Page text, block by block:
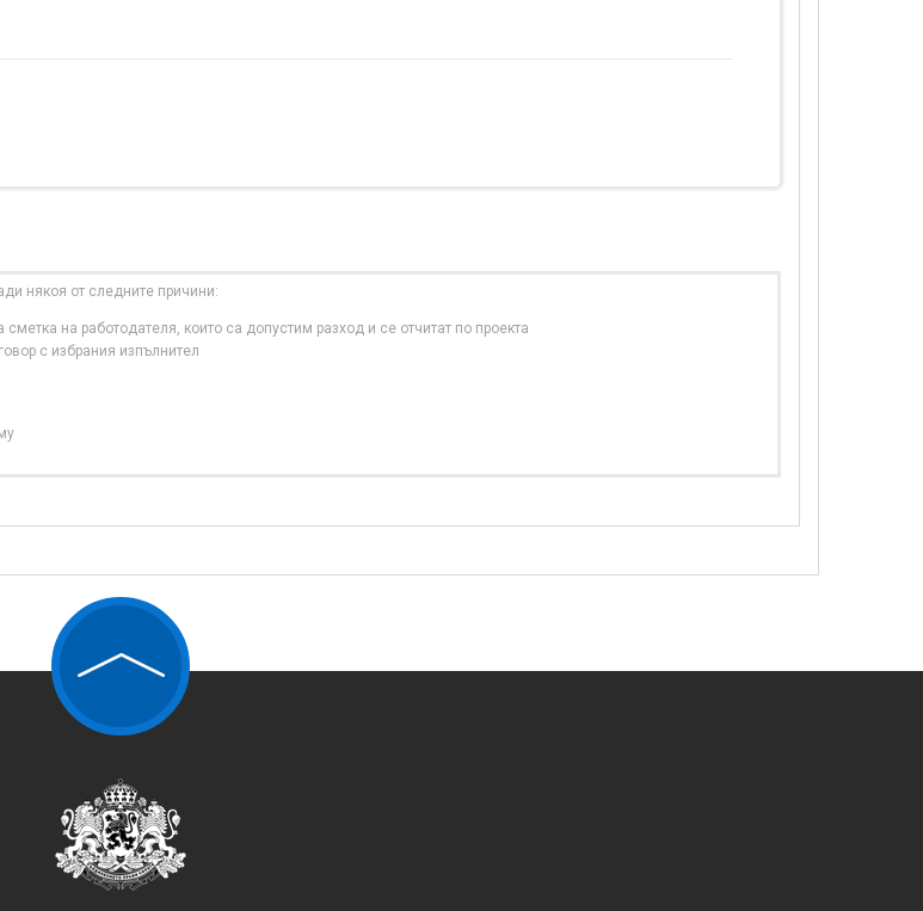
някоя от следните причини:
на работодателя, които са допустим разход и се отчитат по проекта
с избрания изпълнител